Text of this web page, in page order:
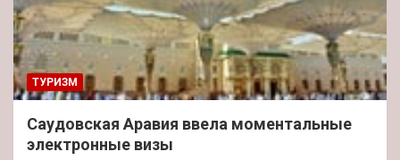
ТУРИЗМ
Саудовская Аравия ввела моментальные
электронные визы